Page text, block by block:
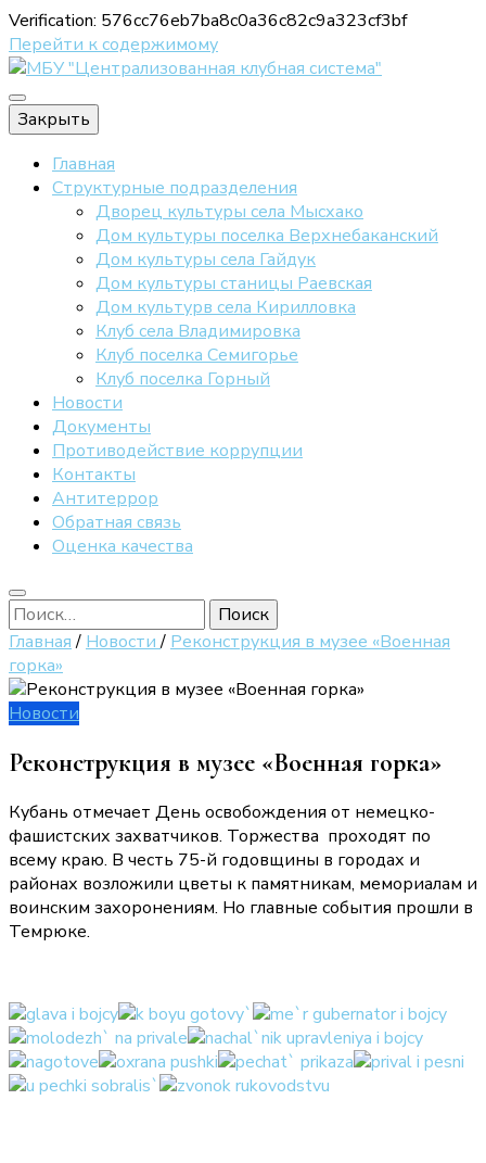
Verification: 576cc76eb7ba8c0a36c82c9a323cf3bf
Перейти к содержимому
МБУ
клубная
Официальный сайт МБУ "ЦКС"
Закрыть
Главная
Структурные подразделения
Дворец культуры села Мысхако
Дом культуры поселка Верхнебаканский
Дом культуры села Гайдук
Дом культуры станицы Раевская
Дом культурв села Кирилловка
Клуб села Владимировка
Клуб поселка Семигорье
Клуб поселка Горный
Новости
Документы
Противодействие коррупции
Контакты
Антитеррор
Обратная связь
Оценка качества
Найти:
Главная / Новости/ Реконструкция в музее «Военная
горка»
Новости
Реконструкция в музее «Военная горка»
Кубань отмечает День освобождения от немецко-
фашистских захватчиков. Торжества проходят по
всему краю. В честь 75-й годовщины в городах и
районах возложили цветы к памятникам, мемориалам и
воинским захоронениям. Но главные события прошли в
Темрюке.